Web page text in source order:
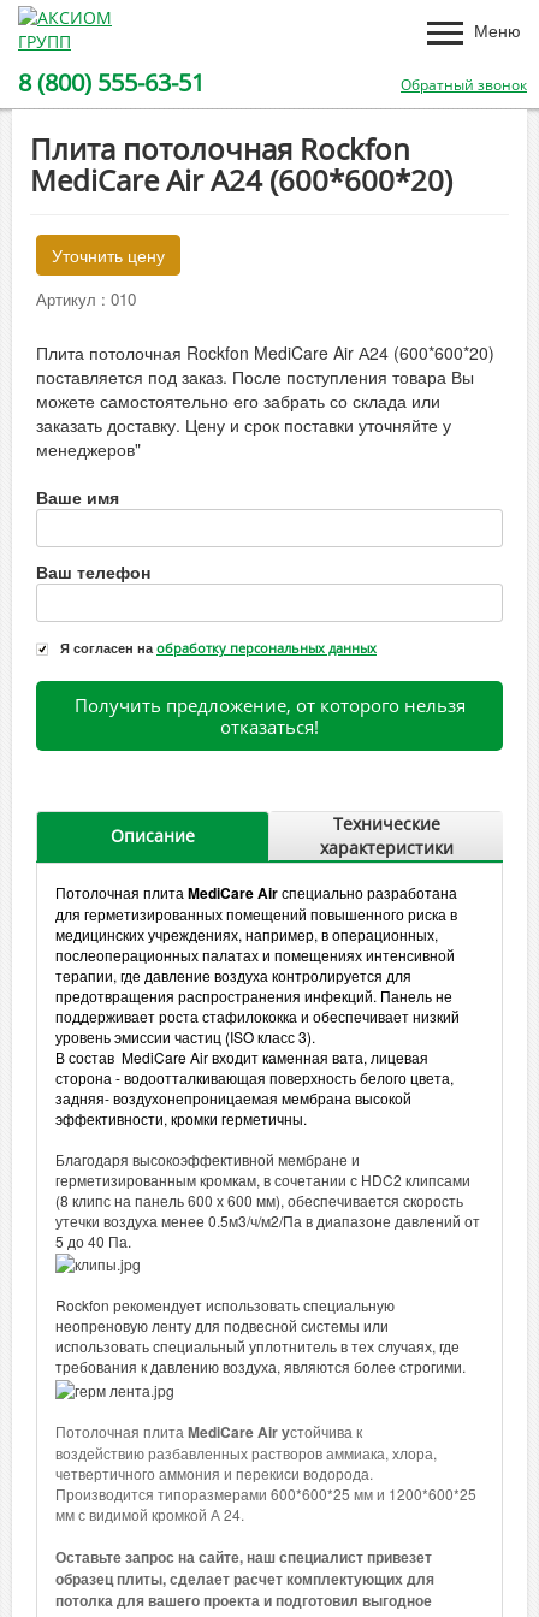
Меню
8 (800) 555-63-51 Обратный звонок
Плита потолочная Rockfon
MediCare Air А24 (600*600*20)
Уточнить цену
Артикул : 010
Плита потолочная Rockfon MediCare Air А24 (600*600*20)
поставляется под заказ. После поступления товара Вы
можете самостоятельно его забрать со склада или
заказать доставку. Цену и срок поставки уточняйте у
менеджеров"
Ваше имя
Ваш телефон
Я согласен наобработку персональных данных
Получить предложение, от которого нельзя
отказаться!
Описание
Технические
характеристики
Потолочная плита MediCare Airспециально разработана
для герметизированных помещений повышенного риска в
медицинских учреждениях, например, в операционных,
послеоперационных палатах и помещениях интенсивной
терапии, где давление воздуха контролируется для
предотвращения распространения инфекций. Панель не
поддерживает роста стафилококка и обеспечивает низкий
уровень эмиссии частиц (ISO класс 3).
В состав MediCare Air входит каменная вата, лицевая
сторона - водоотталкивающая поверхность белого цвета,
задняя- воздухонепроницаемая мембрана высокой
эффективности, кромки герметичны.
Благодаря высокоэффективной мембране и
герметизированным кромкам, в сочетании с HDC2 клипсами
(8 клипс на панель 600 х 600 мм), обеспечивается скорость
утечки воздуха менее 0.5м3/ч/м2/Па в диапазоне давлений от
5 до 40 Па.
Rockfon рекомендует использовать специальную
неопреновую ленту для подвесной системы или
использовать специальный уплотнитель в тех случаях, где
требования к давлению воздуха, являются более строгими.
Потолочная плита MediCare Air устойчива к
воздействию разбавленных растворов аммиака, хлора,
четвертичного аммония и перекиси водорода.
Производится типоразмерами 600*600*25 мм и 1200*600*25
мм с видимой кромкой А 24.
Оставьте запрос на сайте, наш специалист привезет
образец плиты, сделает расчет комплектующих для
потолка для вашего проекта и подготовил выгодное